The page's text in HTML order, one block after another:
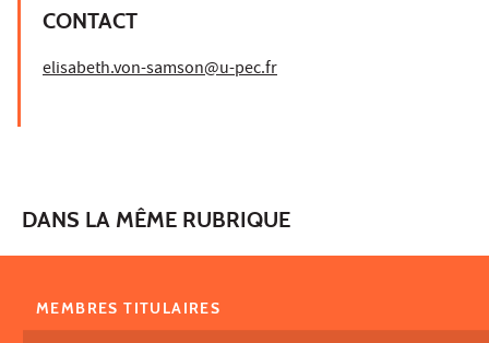
CONTACT
elisabeth.von-samson@u-pec.fr
DANS LA MÊME RUBRIQUE
MEMBRES TITULAIRES